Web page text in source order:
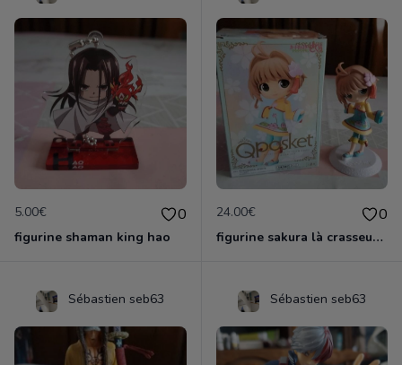
5.00€ 0
figurine shaman king hao
24.00€ 0
figurine sakura là crasseuse de cartes
Sébastien seb63 Sébastien seb63